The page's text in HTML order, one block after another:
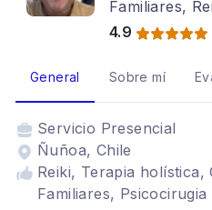
Familiares,
4.9
General Sobre mí
Servicio Presencial
Ñuñoa, Chile
Reiki, Terapia holística,
Familiares, Psicocirugia